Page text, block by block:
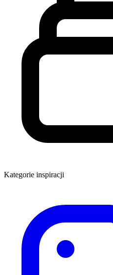
Kategorie inspiracji